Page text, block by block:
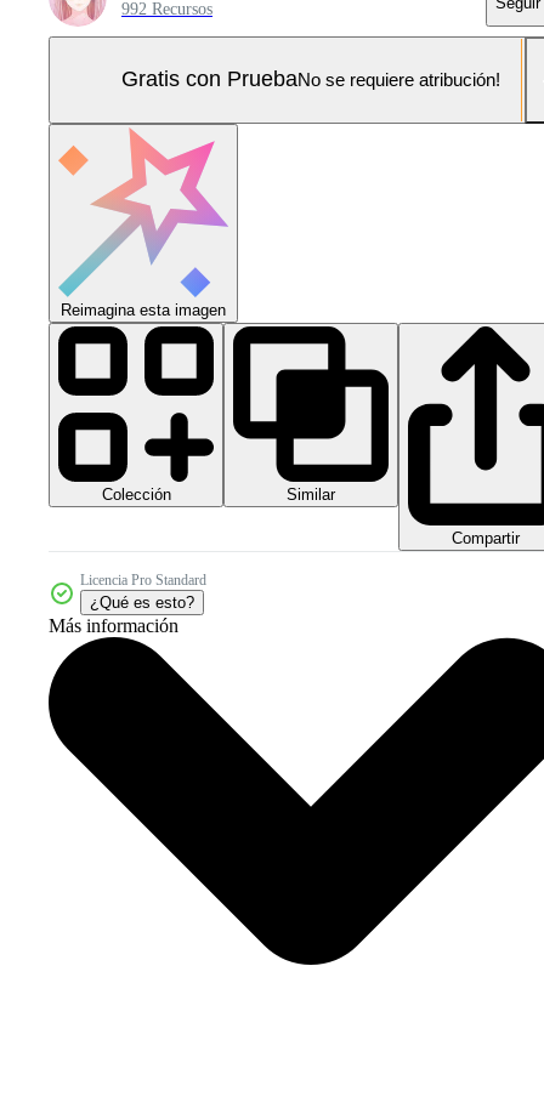
992 Recursos
Gratis con PruebaNo se requiere atribución!
Reimagina esta imagen
Colección Similar
Compartir
Licencia Pro Standard
¿Qué es esto?
Más información